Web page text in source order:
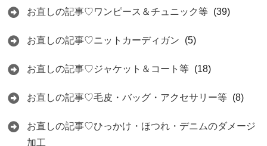
お直しの記事♡ワンピース＆チュニック等 (39)
お直しの記事♡ニットカーディガン (5)
お直しの記事♡ジャケット＆コート等 (18)
お直しの記事♡毛皮・バッグ・アクセサリー等 (8)
お直しの記事♡ひっかけ・ほつれ・デニムのダメージ
加工